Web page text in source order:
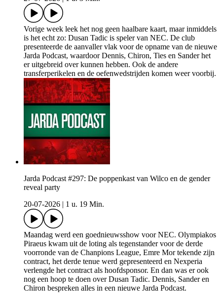
Vorige week leek het nog geen haalbare kaart, maar inmiddels
is het echt zo: Dusan Tadic is speler van NEC. De club
presenteerde de aanvaller vlak voor de opname van de nieuwe
Jarda Podcast, waardoor Dennis, Chiron, Ties en Sander het
er uitgebreid over kunnen hebben. Ook de andere
transferperikelen en de oefenwedstrijden komen weer voorbij.
Jarda Podcast #297: De poppenkast van Wilco en de gender
reveal party
20-07-2026
1 u. 19 Min.
Maandag werd een goednieuwsshow voor NEC. Olympiakos
Piraeus kwam uit de loting als tegenstander voor de derde
voorronde van de Chanpions League, Emre Mor tekende zijn
contract, het derde tenue werd gepresenteerd en Nexperia
verlengde het contract als hoofdsponsor. En dan was er ook
nog een hoop te doen over Dusan Tadic. Dennis, Sander en
Chiron bespreken alles in een nieuwe Jarda Podcast.